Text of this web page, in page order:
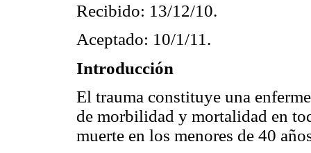
Recibido: 13/12/10.
Aceptado: 10/1/11.
Introducción
El trauma constituye una
de morbilidad y mortalidad en
muerte en los menores de 40